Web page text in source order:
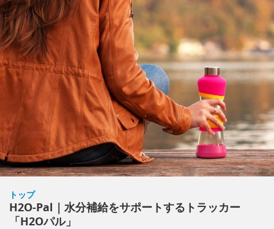
トップ
H2O-Pal｜水分補給をサポートするトラッカー
「H2Oパル」